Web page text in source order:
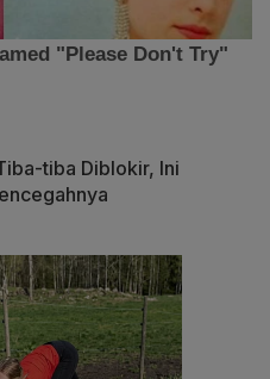
tiba Diblokir, Ini